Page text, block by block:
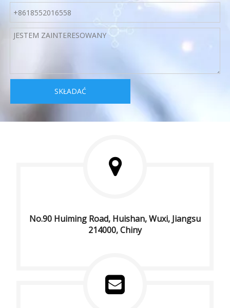
SKŁADAĆ
No.90 Huiming Road, Huishan, Wuxi, Jiangsu
214000, Chiny